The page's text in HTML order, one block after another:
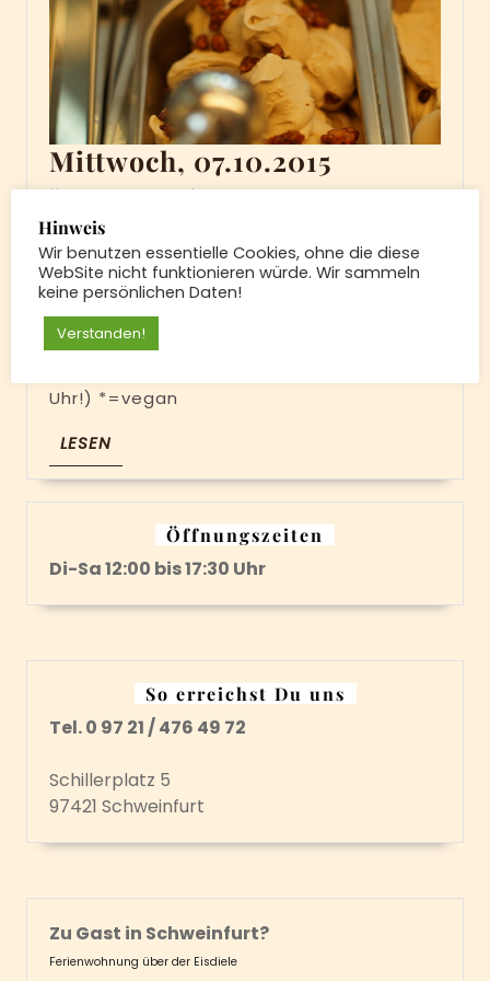
Mittwoch, 07.10.2015
07.10.2015
7. Oktober 20157.
|
Heute: Pina-Colada*, Joghurt,
Waldfrucht*, Maracuja*, Kokos, Walnuss,
Erdbeere* und Vanille Kuchen:
Hausgemachte Donauwelle!!! Deftig:
Uhr!) *=vegan
LESEN
Öffnungszeiten
Di-Sa 12:00 bis 17:30 Uhr
So erreichst Du uns
Tel. 0 97 21 / 476 49 72
Schillerplatz 5
97421 Schweinfurt
Zu Gast in Schweinfurt?
Ferienwohnung über der Eisdiele
Hinweis
Wir benutzen essentielle Cookies, ohne die diese
WebSite nicht funktionieren würde. Wir sammeln
keine persönlichen Daten!
Verstanden!